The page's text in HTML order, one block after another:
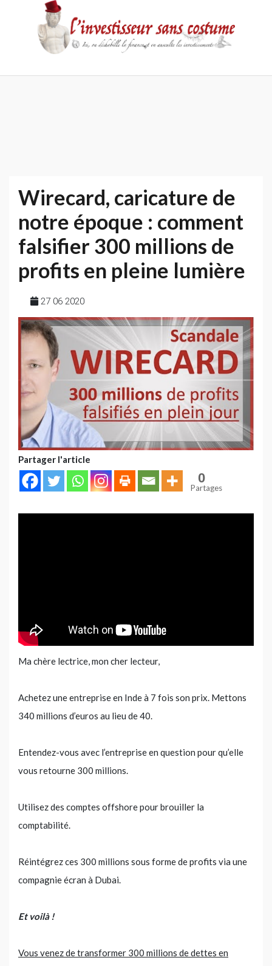
confidentialité
Wirecard, caricature de
notre époque : comment
falsifier 300 millions de
profits en pleine lumière
27 06 2020
Partager l'article
0
Partages
Ma chère lectrice, mon cher lecteur,
Achetez une entreprise en Inde à 7 fois son prix. Mettons
340 millions d’euros au lieu de 40.
Entendez-vous avec l’entreprise en question pour qu’elle
vous retourne 300 millions.
Utilisez des comptes offshore pour brouiller la
comptabilité.
Réintégrez ces 300 millions sous forme de profits via une
compagnie écran à Dubai.
Et voilà !
Vous venez de transformer 300 millions de dettes en